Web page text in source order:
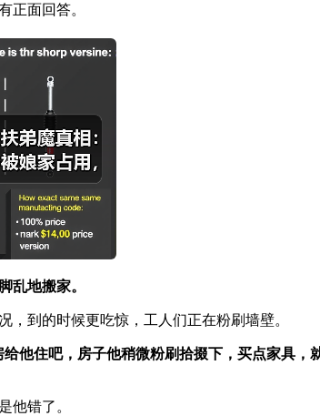
正面回答。
乱地搬家。
到的时候更吃惊，工人们正在粉刷墙壁。
他住吧，房子他稍微粉刷拾掇下，买点家具，
他错了。